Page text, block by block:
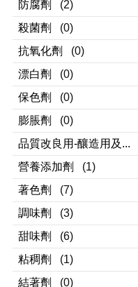
防腐劑
(2)
殺菌劑
(0)
抗氧化劑
(0)
漂白劑
(0)
保色劑
(0)
膨脹劑
(0)
品質改良用-釀造用及...
營養添加劑
(1)
著色劑
(7)
調味劑
(3)
甜味劑
(6)
粘稠劑
(1)
結著劑
(0)